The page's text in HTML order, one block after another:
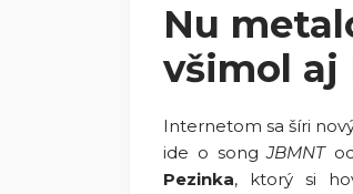
Nu
všimol aj
Internetom sa šíri
ide o songJBMNT
Pezinka, ktorý si